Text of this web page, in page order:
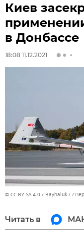
Киев
в Донбассе
18:08 11.12.2021
© CC BY-SA 4.0 / Bayhaluk /
Читать в